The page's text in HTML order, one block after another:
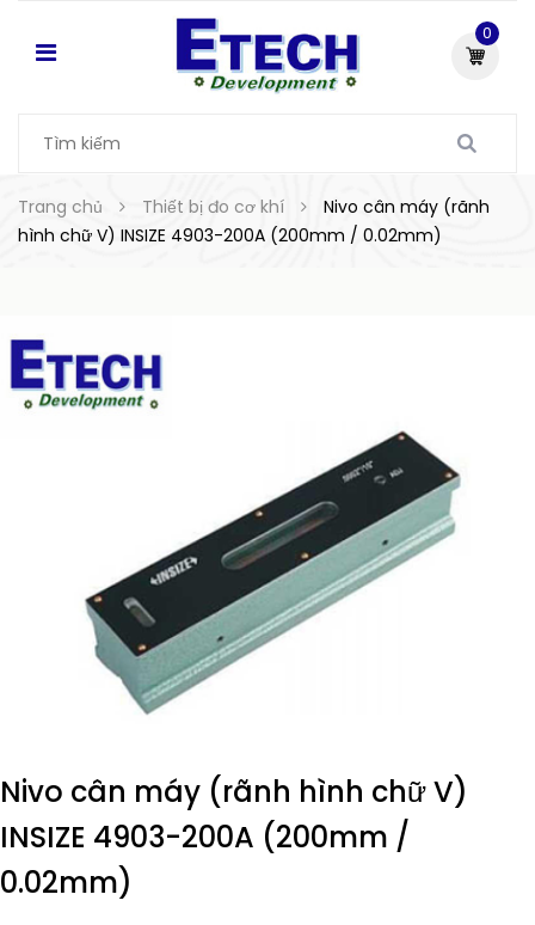
0
Trang chủ Thiết bị đo cơ khí
Nivo cân máy (rãnh
hình chữ V) INSIZE 4903-200A (200mm / 0.02mm)
Nivo cân máy (rãnh hình chữ V)
INSIZE 4903-200A (200mm /
0.02mm)